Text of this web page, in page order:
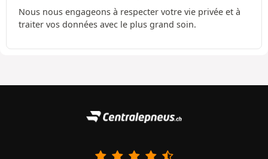
Nous nous engageons à respecter votre vie privée et à
traiter vos données avec le plus grand soin.